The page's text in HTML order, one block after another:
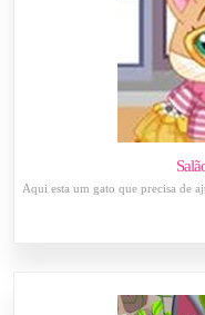
Aqui esta um gato que precisa de